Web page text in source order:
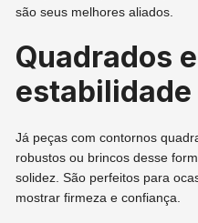
são seus melhores aliados.
Quadrados
Já peças com contornos
robustos ou brincos desse
solidez. São perfeitos para
mostrar firmeza e confiança.